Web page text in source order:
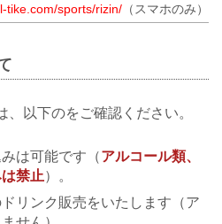
tike.com/sports/rizin/（スマホのみ）
以下のをご確認ください。
は可能です（アルコール類、
禁止）。
リンク販売をいたします（ア